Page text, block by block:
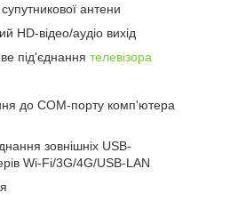
антени
HD-відео/аудіо вихід
під'єднання телевізора
до COM-порту комп'ютера
зовнішніх USB-
Wi-Fi/3G/4G/USB-LAN